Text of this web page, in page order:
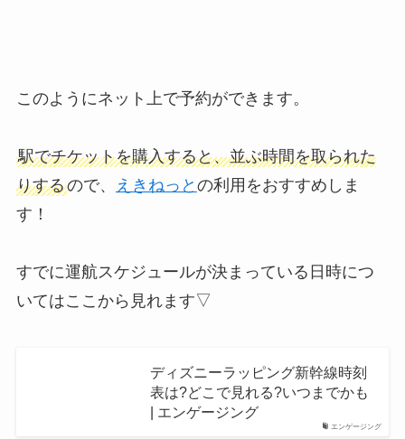
このようにネット上で予約ができます。
駅でチケットを購入すると、並ぶ時間を取られた
りするので、 えきねっと の利用をおすすめしま
す！
すでに運航スケジュールが決まっている日時につ
いてはここから見れます▽
エンゲージング
ディズニーラッピング新幹線時刻
表は?どこで見れる?いつまでかも
| エンゲージング